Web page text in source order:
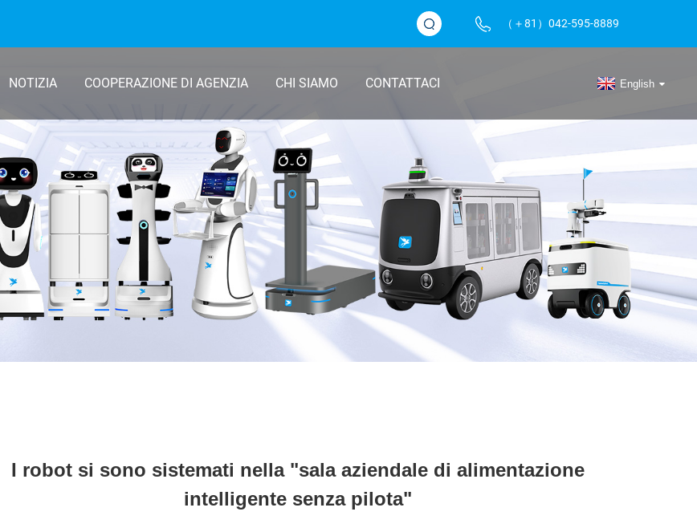
（＋81）042-595-8889
NOTIZIA COOPERAZIONE DI AGENZIA CHI SIAMO CONTATTACI English
I robot si sono sistemati nella "sala aziendale di alimentazione
intelligente senza pilota"